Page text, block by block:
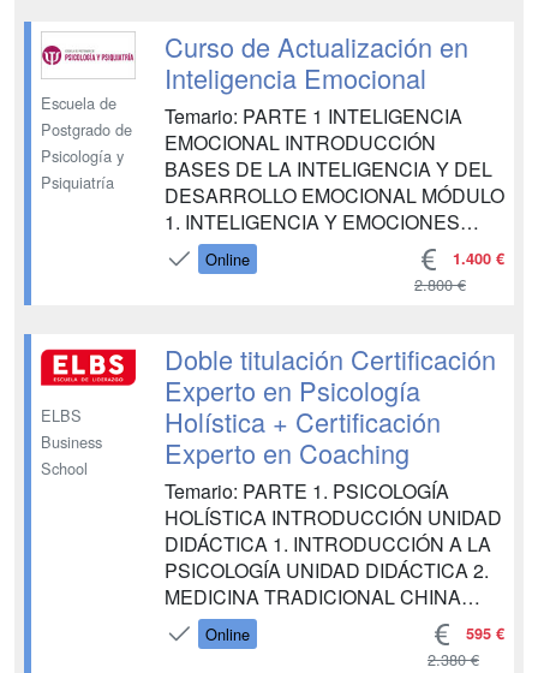
creatividad, aplicándolas en un entorno
...
Escuela de
Postgrado de
Psicología y
Psiquiatría
Curso de Actualización en
Inteligencia Emocional
Temario: PARTE 1 INTELIGENCIA
EMOCIONAL INTRODUCCIÓN
BASES DE LA INTELIGENCIA Y DEL
DESARROLLO EMOCIONAL MÓDULO
1. INTELIGENCIA Y EMOCIONES
MÓDULO 2. TEORÍAS SOBRE LAS
EMOCIONES MÓDULO 3.
DESARROLLO EMOCIONAL MÓDULO
5. EDUCACIÓN EMOCIONAL
MÓDULO 6. EQUILIBRIO, BIENESTAR
EMOCIONAL E IE COMPET...
Online 1.400 €
2.800 €
ELBS
Business
School
Doble titulación Certificación
Experto en Psicología
Holística + Certificación
Experto en Coaching
Temario: PARTE 1. PSICOLOGÍA
HOLÍSTICA INTRODUCCIÓN UNIDAD
DIDÁCTICA 1. INTRODUCCIÓN A LA
PSICOLOGÍA UNIDAD DIDÁCTICA 2.
MEDICINA TRADICIONAL CHINA
UNIDAD DIDÁCTICA 3.
MINDFULNESS UNIDAD DIDÁCTICA
Online 595 €
2.380 €